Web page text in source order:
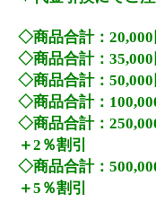
◇商品合計：
◇商品合計：
◇商品合計：
◇商品合計：
◇商品合計：
＋2％割引
◇商品合計：
＋5％割引